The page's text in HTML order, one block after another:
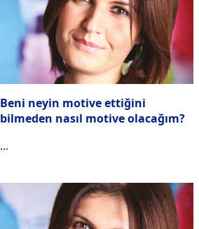
Beni neyin motive ettiğini
bilmeden nasıl motive olacağım?
...